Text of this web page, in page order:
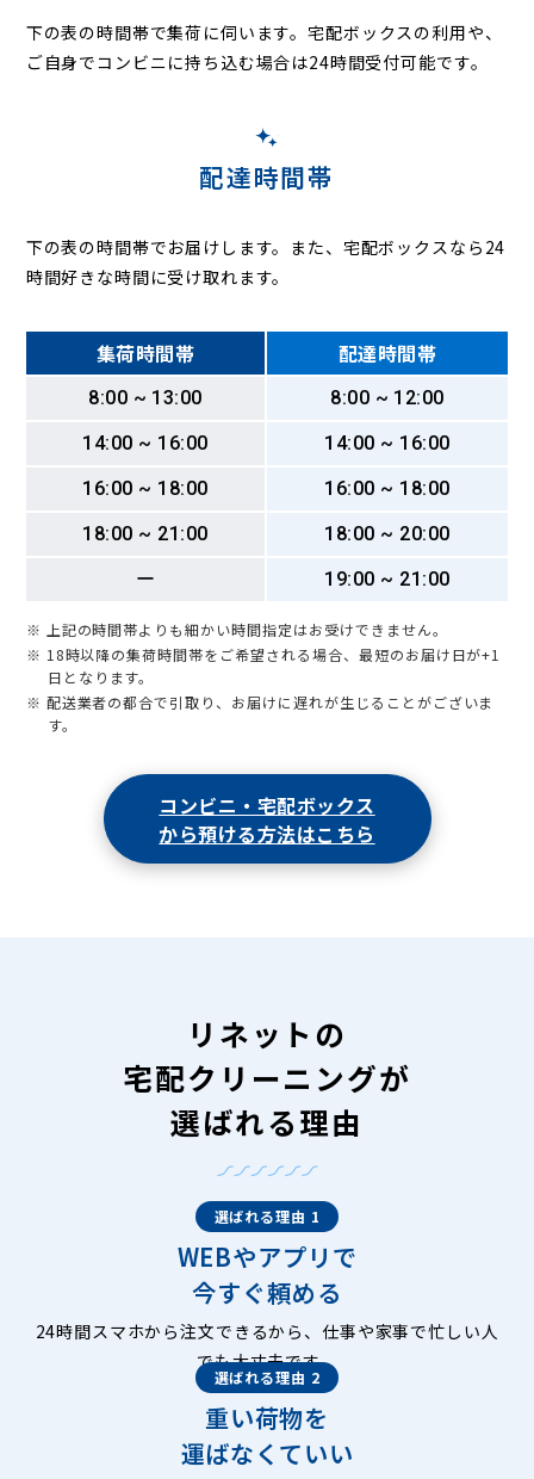
下の表の時間帯で集荷に伺います。宅配ボックスの利用や、
ご自身でコンビニに持ち込む場合は24時間受付可能です。
配達時間帯
下の表の時間帯でお届けします。また、宅配ボックスなら24
時間好きな時間に受け取れます。
集荷時間帯 配達時間帯
8:00 ~ 13:00
8:00 ~ 12:00
14:00 ~ 16:00
14:00 ~ 16:00
16:00 ~ 18:00
16:00 ~ 18:00
18:00 ~ 21:00
18:00 ~ 20:00
ー
19:00 ~ 21:00
※ 上記の時間帯よりも細かい時間指定はお受けできません。
※ 18時以降の集荷時間帯をご希望される場合、最短のお届け日が+1
日となります。
※ 配送業者の都合で引取り、お届けに遅れが生じることがございま
す。
コンビニ・宅配ボックス
から預ける方法はこちら
リネットの
宅配クリーニングが
選ばれる理由
選ばれる理由 1
WEBやアプリで
今すぐ頼める
24時間スマホから注文できるから、仕事や家事で忙しい人
でも大丈夫です。
選ばれる理由 2
重い荷物を
運ばなくていい